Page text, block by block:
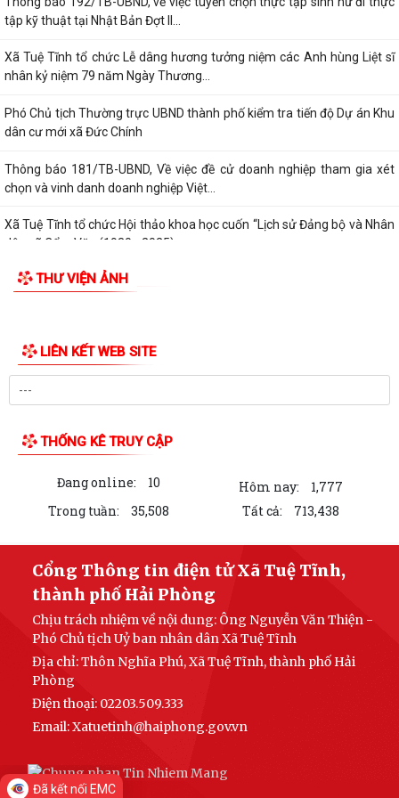
tập kỹ thuật tại Nhật Bản Đợt II...
Xã Tuệ Tĩnh tổ chức Lễ dâng hương tưởng niệm các Anh hùng Liệt sĩ
nhân kỷ niệm 79 năm Ngày Thương...
Phó Chủ tịch Thường trực UBND thành phố kiểm tra tiến độ Dự án Khu
dân cư mới xã Đức Chính
Thông báo 181/TB-UBND, Về việc đề cử doanh nghiệp tham gia xét
chọn và vinh danh doanh nghiệp Việt...
Xã Tuệ Tĩnh tổ chức Hội thảo khoa học cuốn “Lịch sử Đảng bộ và Nhân
dân xã Cẩm Văn (1930 - 2025)
Nghị quyết điều chỉnh, bổ sung (lần 2) kế hoạch đầu tư công năm 2026
Kỳ họp thứ Năm HĐND xã Tuệ Tĩnh khóa II xem xét nhiều nội dung
quan trọng về phát triển kinh tế -...
nghèo theo Nghị quyết số...
Xã Tuệ Tĩnh tổ chức các đoàn thăm, tặng quà Mẹ Việt Nam Anh hùng,
người có công và thân nhân liệt...
TTg ngày 26/02/2026 của Thủ tướng...
Nghị quyết số 13/NQ-HĐND về Đề án sắp xếp các thôn trên địa bàn xã
Tuệ Tĩnh
Đảng ủy xã sơ kết công tác xây dựng Đảng, Chính quyền, MTTQ và các
tổ chức CTXH 6 tháng đầu năm.
Thông báo số 175 Về việc Phê duyệt Chương trình đẩy mạnh hợp tác
trong nước và quốc tế về khoa học,...
Đan Tràng đăng quang Giải bóng đá thanh niên xã Tuệ Tĩnh hè 2026
THƯ VIỆN ẢNH
LIÊN KẾT WEB SITE
THỐNG KÊ TRUY CẬP
Trong tuần:
35,508
Đã kết nối EMC